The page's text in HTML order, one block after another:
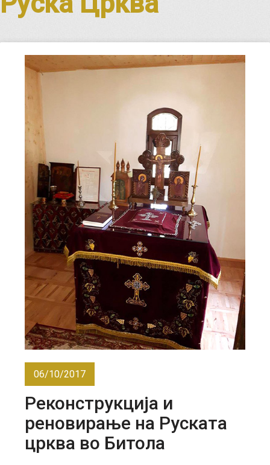
06/10/2017
Реконструкција и
реновирање на Руската
црква во Битола